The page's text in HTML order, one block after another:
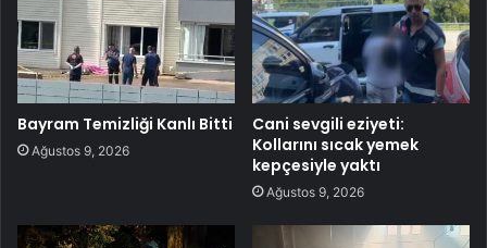
Bayram Temizliği Kanlı Bitti
Ağustos 9, 2026
Cani sevgili eziyeti:
Kollarını sıcak yemek
kepçesiyle yaktı
Ağustos 9, 2026